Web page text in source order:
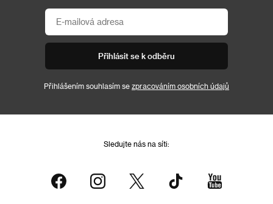
Přihlásit se k odběru
Přihlášením souhlasím se zpracováním osobních údajů
Sledujte nás na síti: